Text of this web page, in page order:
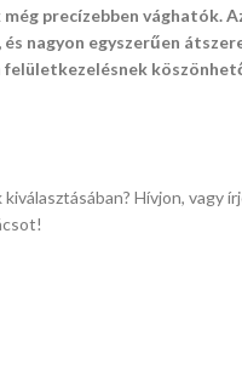
precízebben vághatók.
nagyon egyszerűen
felületkezelésnek
Hívjon, vagy